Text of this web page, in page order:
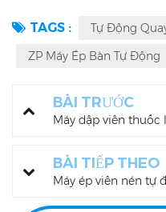
TAGS :
Tự Động
ZP Máy Ép Bàn Tự Động
BÀI TRƯỚC
Máy dập viên
BÀI TIẾP THEO
Máy ép viên nén tự